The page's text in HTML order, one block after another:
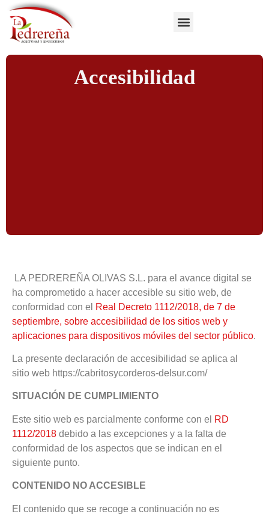
Accesibilidad
LA PEDREREÑA OLIVAS S.L. para el avance digital se
ha comprometido a hacer accesible su sitio web, de
conformidad con el
Real Decreto 1112/2018, de 7 de
septiembre, sobre accesibilidad de los sitios web y
aplicaciones para dispositivos móviles del sector público.
La presente declaración de accesibilidad se aplica al
sitio web https://cabritosycorderos-delsur.com/
SITUACIÓN DE CUMPLIMIENTO
Este sitio web es parcialmente conforme con el
RD
1112/2018 debido a las excepciones y a la falta de
conformidad de los aspectos que se indican en el
siguiente punto.
CONTENIDO NO ACCESIBLE
El contenido que se recoge a continuación no es